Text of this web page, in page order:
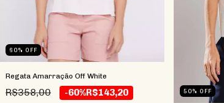
60% OFF
Regata Amarração Off White
R$358,00 -60%R$143,20 50% OFF